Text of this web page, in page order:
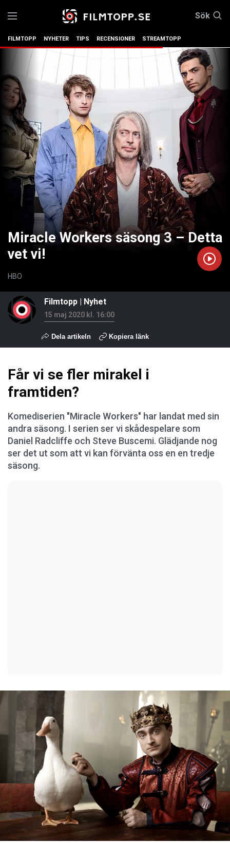
Sök
FILMTOPP NYHETER TIPS RECENSIONER STREAMTOPP
Miracle Workers säsong 3 – Detta
vet vi!
HBO
Filmtopp | Nyhet
15 maj 2020 kl. 16:00
Dela artikeln Kopiera länk
Får vi se fler mirakel i
framtiden?
Komediserien "Miracle Workers" har landat med sin
andra säsong. I serien ser vi skådespelare som
Daniel Radcliffe och Steve Buscemi. Glädjande nog
ser det ut som att vi kan förvänta oss en en tredje
säsong.